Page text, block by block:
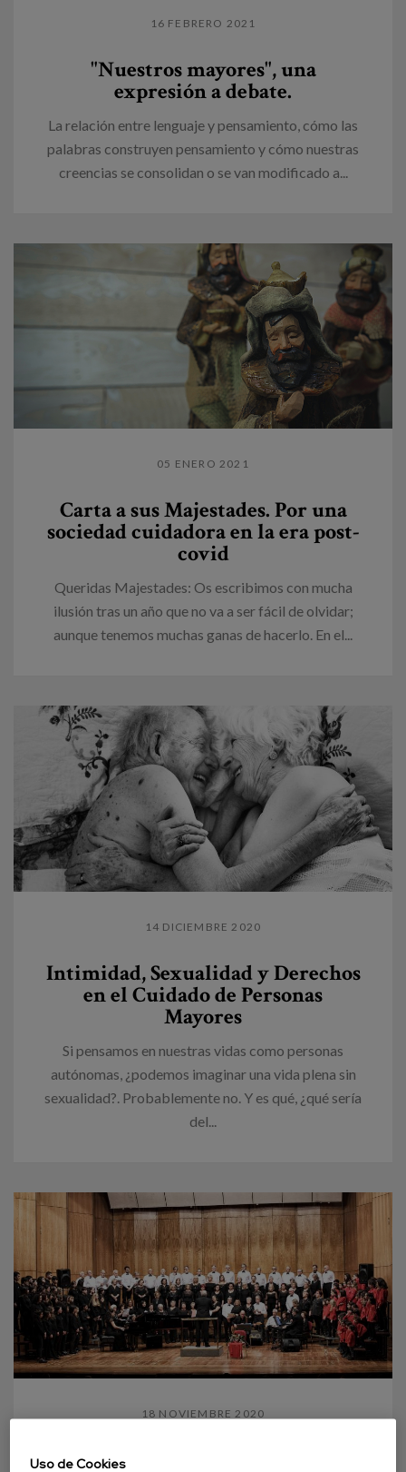
16 FEBRERO 2021
"Nuestros mayores", una
expresión a debate.
La relación entre lenguaje y pensamiento, cómo las
palabras construyen pensamiento y cómo nuestras
creencias se consolidan o se van modificado a...
05 ENERO 2021
Carta a sus Majestades. Por una
sociedad cuidadora en la era post-
covid
Queridas Majestades: Os escribimos con mucha
ilusión tras un año que no va a ser fácil de olvidar;
aunque tenemos muchas ganas de hacerlo. En el...
14 DICIEMBRE 2020
Intimidad, Sexualidad y Derechos
en el Cuidado de Personas
Mayores
Si pensamos en nuestras vidas como personas
autónomas, ¿podemos imaginar una vida plena sin
sexualidad?. Probablemente no. Y es qué, ¿qué sería
del...
18 NOVIEMBRE 2020
Coros para la demencia
Uso de Cookies